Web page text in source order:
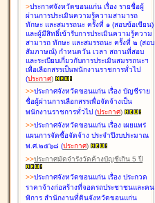
>ประกาศจังหวัดขอนแก่น เรื่อง รายชื่อผู้
ผ่านการประเมินความรู้ความสามารถ
ทักษะ และสมรรถนะ ครั้งที่ ๑ (สอบข้อเขียน)
และผู้มีสิทธิ์เข้ารับการประเมินความรู้ความ
สามารถ ทักษะ และสมรรถนะ ครั้งที่ ๒ (สอบ
สัมภาษณ์) กำหนดวัน เวลา สถานที่สอบ
และระเบียบเกี่ยวกับการประเมินสมรรถนะฯ
เพื่อเลือกสรรเป็นพนักงานราชการทั่วไป
(ประกาศ)
>>ประกาศจังหวัดขอนแก่น เรื่อง บัญชีราย
ชื่อผู้ผ่านการเลือกสรรเพื่อจัดจ้างเป็น
พนักงานราชการทั่วไป (ประกาศ)
>>ประกาศจังหวัดขอนแก่น เรื่อง เผยแพร่
แผนการจัดซื้อจัดจ้าง ประจำปีงบประมาณ
พ.ศ.๒๕๖๘ (ประกาศ)
>>ประกาศมัดจำรังวัดค้างบัญชีเกิน 5 ปี
>>ประกาศจังหวัดขอนแก่น เรื่อง ประกวด
ราคาจ้างก่อสร้างที่จอดรถประชาชนและคน
พิการ สำนักงานที่ดินจังหวัดขอนแก่น